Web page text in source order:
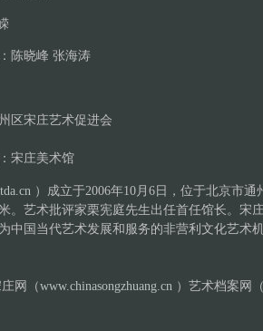
陈晓峰 张海涛
区宋庄艺术促进会
宋庄美术馆
）成立于2006年10月6日，位于北京市
。艺术批评家栗宪庭先生出任首任馆长。宋
中国当代艺术发展和服务的非营利文化艺术
网（www.chinasongzhuang.cn ）艺术档案网